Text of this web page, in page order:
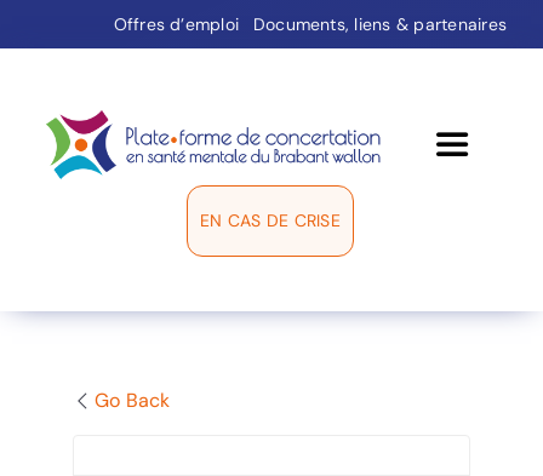
au
Offres d’emploi Documents, liens & partenaires
Toggle
Groupes de travail
Médiation
EN CAS DE CRISE
Go Back